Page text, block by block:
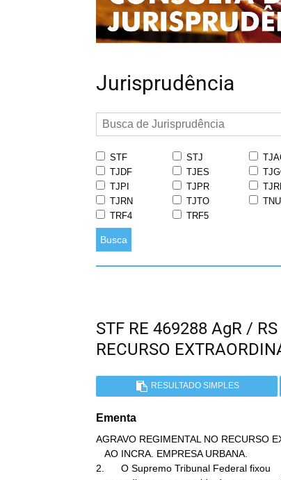
Jurisprudência
STF STJ
TJDF
TJES
TJPI
TJPR
TJRN
TJTO TNU
TRF4
TRF5
Busca
STF RE 469288 AgR /
RECURSO
RESULTADO SIMPLES
Ementa
AGRAVO REGIMENTAL NO RECURSO
2.      O Supremo Tribunal Federal fixou